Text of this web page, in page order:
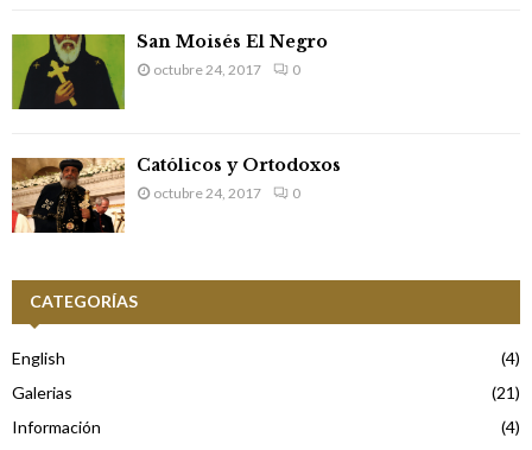
San Moisés El Negro
octubre 24, 2017 0
Católicos y Ortodoxos
octubre 24, 2017 0
CATEGORÍAS
English
(4)
Galerias
(21)
Información
(4)